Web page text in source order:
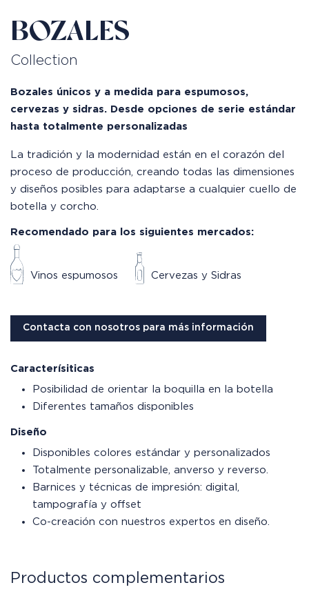
BOZALES
Collection
Bozales únicos y a medida para espumosos,
cervezas y sidras. Desde opciones de serie estándar
hasta totalmente personalizadas
La tradición y la modernidad están en el corazón del
proceso de producción, creando todas las dimensiones
y diseños posibles para adaptarse a cualquier cuello de
botella y corcho.
Recomendado para los siguientes mercados:
Vinos espumosos Cervezas y Sidras
Contacta con nosotros para más información
Caracterísiticas
Posibilidad de orientar la boquilla en la botella
Diferentes tamaños disponibles
Diseño
Disponibles colores estándar y personalizados
Totalmente personalizable, anverso y reverso.
Barnices y técnicas de impresión: digital,
tampografía y offset
Co-creación con nuestros expertos en diseño.
Productos complementarios